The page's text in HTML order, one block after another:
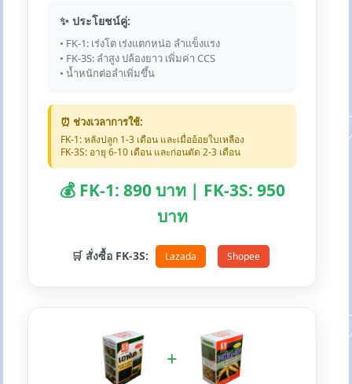
✨ ประโยชน์คู่:
• FK-1: เร่งโต เร่งแตกหน่อ ลำแข็งแรง
• FK-3S: ลำสูง ปล้องยาว เพิ่มค่า CCS
• น้ำหนักต่อลำเพิ่มขึ้น
⏰ ช่วงเวลาการใช้:
FK-1: หลังปลูก 1-3 เดือน และเมื่ออ้อยใบเหลือง
FK-3S: อายุ 6-10 เดือน และก่อนตัด 2-3 เดือน
💰 FK-1: 890 บาท | FK-3S: 950
บาท
🛒 สั่งซื้อ FK-3S: Lazada Shopee
+